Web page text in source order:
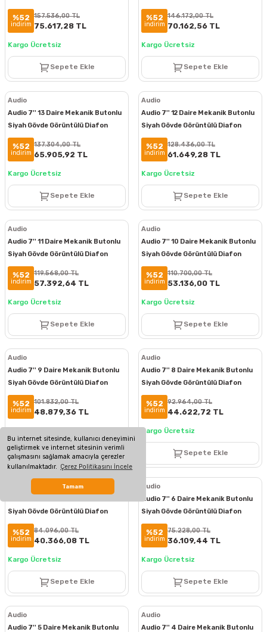
Bu internet sitesinde, kullanıcı deneyimini
geliştirmek ve internet sitesinin verimli
çalışmasını sağlamak amacıyla çerezler
kullanılmaktadır. Çerez Politikasını İncele
Tamam
Paketi
%52
indirim
157.536,00 TL
75.617,28 TL
Kargo Ücretsiz
Sepete Ekle
Paketi
%52
indirim
146.172,00 TL
70.162,56 TL
Kargo Ücretsiz
Sepete Ekle
Audio
Audio 7'' 13 Daire Mekanik Butonlu
Siyah Gövde Görüntülü Diafon
Paketi
%52
indirim
137.304,00 TL
65.905,92 TL
Kargo Ücretsiz
Sepete Ekle
Audio
Audio 7'' 12 Daire Mekanik Butonlu
Siyah Gövde Görüntülü Diafon
Paketi
%52
indirim
128.436,00 TL
61.649,28 TL
Kargo Ücretsiz
Sepete Ekle
Audio
Audio 7'' 11 Daire Mekanik Butonlu
Siyah Gövde Görüntülü Diafon
Paketi
%52
indirim
119.568,00 TL
57.392,64 TL
Kargo Ücretsiz
Sepete Ekle
Audio
Audio 7'' 10 Daire Mekanik Butonlu
Siyah Gövde Görüntülü Diafon
Paketi
%52
indirim
110.700,00 TL
53.136,00 TL
Kargo Ücretsiz
Sepete Ekle
Audio
Audio 7'' 9 Daire Mekanik Butonlu
Siyah Gövde Görüntülü Diafon
Paketi
%52
indirim
101.832,00 TL
48.879,36 TL
Sepete Ekle
Audio
Audio 7'' 8 Daire Mekanik Butonlu
Siyah Gövde Görüntülü Diafon
Paketi
%52
indirim
92.964,00 TL
44.622,72 TL
Kargo Ücretsiz
Sepete Ekle
Siyah Gövde Görüntülü Diafon
Paketi
%52
indirim
84.096,00 TL
40.366,08 TL
Kargo Ücretsiz
Sepete Ekle
Audio
Audio 7'' 6 Daire Mekanik Butonlu
Siyah Gövde Görüntülü Diafon
Paketi
%52
indirim
75.228,00 TL
36.109,44 TL
Kargo Ücretsiz
Sepete Ekle
Audio
Audio 7'' 5 Daire Mekanik Butonlu
Audio
Audio 7'' 4 Daire Mekanik Butonlu